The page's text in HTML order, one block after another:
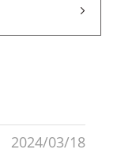
2024/03/18